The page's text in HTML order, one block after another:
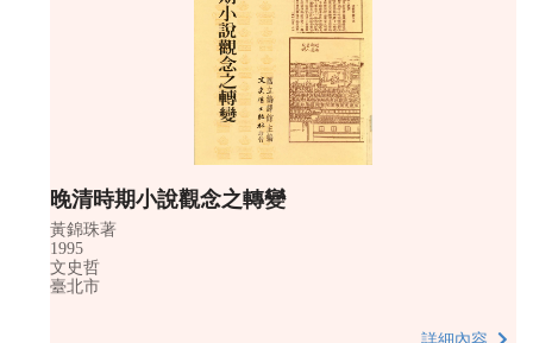
晚清時期小說觀念之轉變
黃錦珠著
1995
文史哲
臺北市